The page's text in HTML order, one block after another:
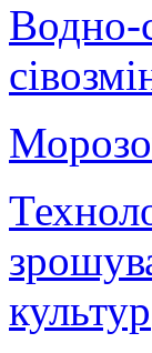
Водно-
культур